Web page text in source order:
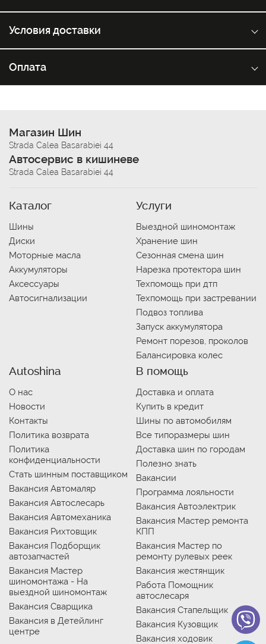
Условия доставки
Оплата
Магазин Шин
Strada Calea Basarabiei 44
Автосервис в кишиневе
Strada Calea Basarabiei 44
Каталог
Шины
Диски
Моторные масла
Аккумуляторы
Аксессуары
Автосигнализации
Услуги
Выездной шиномонтаж
Хранение шин
Сезонная смена шин
Нарезка протектора шин
Техпомощь при дтп
Техпомощь при застревании
Подвоз топлива
Запуск аккумулятора
Ремонт порезов, проколов
Балансировка колес
Autoshina
О нас
Новости
Контакты
Политика возврата
Политика
конфиденциальности
Стать шинным поставщиком
Вакансия Автомаляр
Вакансия Автослесарь
Вакансия Автомеханика
Вакансия Рихтовщик
Вакансия Подборщик
автозапчастей
Вакансия Мастер
шиномонтажа - На
выездной шиномонтаж
Вакансия Сварщика
Вакансия в Детейлинг
центре
В помощь
Доставка и оплата
Купить в кредит
Шины по автомобилям
Все типоразмеры шин
Доставка шин по городам
Полезно знать
Вакансии
Программа лояльности
Вакансия Автоэлектрик
Вакансия Мастер ремонта
КПП
Вакансия Мастер по
ремонту рулевых реек
Вакансия жестянщик
Работа Помощник
автослесаря
Вакансия Стапельщик
Вакансия Кузовщик
Вакансия ходовик